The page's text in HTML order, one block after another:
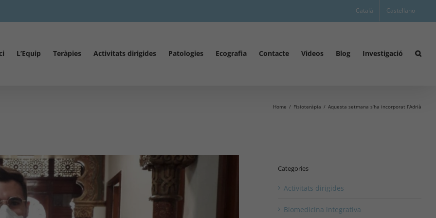
Català Castellano
L’Equip Teràpies Activitats dirigides Patologies Ecografia Contacte Videos Blog Investigació
Home Fisioteràpia Aquesta setmana s’ha incorporat l’Adrià
Categories
Activitats dirigides
Biomedicina integrativa